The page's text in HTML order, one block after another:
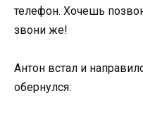
телефон. Хочешь
звони же!
Антон встал и
обернулся: